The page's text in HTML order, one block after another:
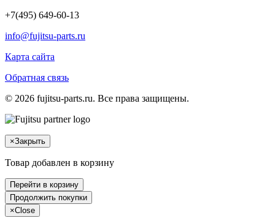
+7(495) 649-60-13
info@fujitsu-parts.ru
Карта сайта
Обратная связь
© 2026 fujitsu-parts.ru. Все права защищены.
×Закрыть
Товар добавлен в корзину
Перейти в корзину
Продолжить покупки
×Close